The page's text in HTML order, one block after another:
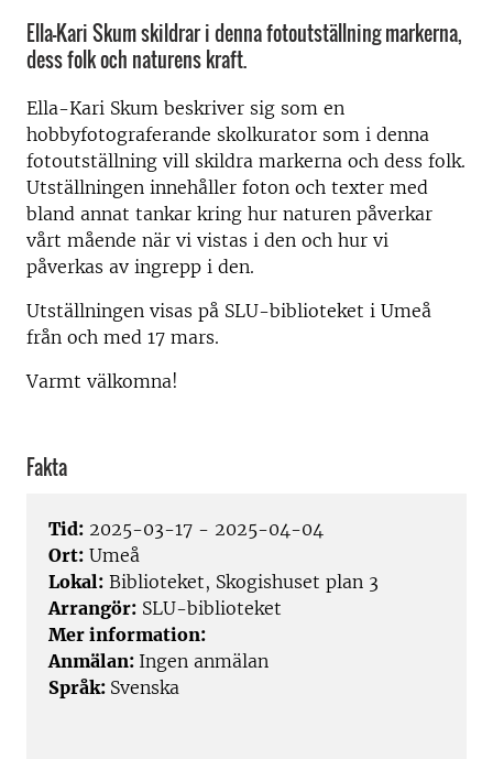
Ella-Kari Skum skildrar i denna fotoutställning markerna,
dess folk och naturens kraft.
Ella-Kari Skum beskriver sig som en
hobbyfotograferande skolkurator som i denna
fotoutställning vill skildra markerna och dess folk.
Utställningen innehåller foton och texter med
bland annat tankar kring hur naturen påverkar
vårt mående när vi vistas i den och hur vi
påverkas av ingrepp i den.
Utställningen visas på SLU-biblioteket i Umeå
från och med 17 mars.
Varmt välkomna!
Fakta
Tid: 2025-03-17 - 2025-04-04
Ort: Umeå
Lokal: Biblioteket, Skogishuset plan 3
Arrangör: SLU-biblioteket
Mer information:
Anmälan: Ingen anmälan
Språk: Svenska